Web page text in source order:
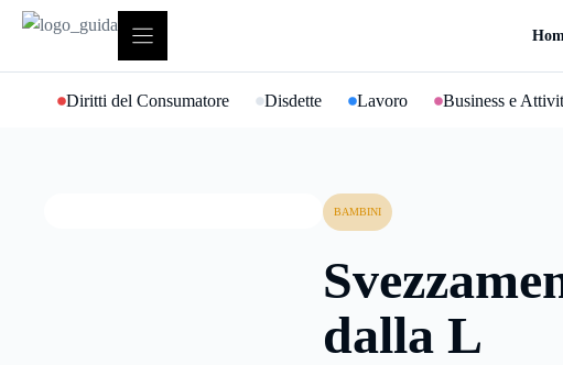
contenuto
Diritti del Consumatore Disdette Lavoro Business e
BAMBINI
dalla L